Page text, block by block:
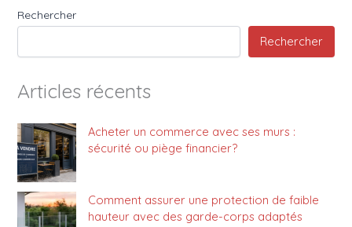
Rechercher
Rechercher
Articles récents
Acheter un commerce avec ses murs :
sécurité ou piège financier?
Comment assurer une protection de faible
hauteur avec des garde-corps adaptés